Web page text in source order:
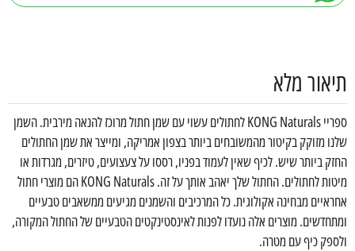
תיאור מלא
ספריי KONG Naturals לחתולים עשוי עם שמן חתול מרוכז להנאה מירבית. השמן
שלנו מזוקק בקיטור מהמשובחים ביותר בצפון אמריקה, ומייצר את שמן החתולים
החזק ביותר שיש. לכיף שאין לעמוד בפניו, רססו על צעצועים, טיזרים, מגרדות או
מיטות לחתולים. החתול שלך יאהב אותך על זה. KONG Naturals הם מוצרי חתול
אחראיים מבחינה אקולוגית. כל המרכיבים והשמנים מגיעים ממשאבים טבעיים
ומתחדשים. מוצרים אלה נועדו לפנות לאינסטינקטים הטבעיים של החתול המקורה,
ולספק כיף עם מטרה.